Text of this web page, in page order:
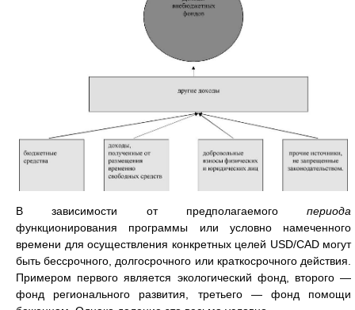
В зависимости от предполагаемого периода
функционирования программы или условно намеченного
времени для осуществления конкретных целей USD/CAD могут
быть бессрочного, долгосрочного или краткосрочного действия.
Примером первого является экологический фонд, второго —
фонд регионального развития, третьего — фонд помощи